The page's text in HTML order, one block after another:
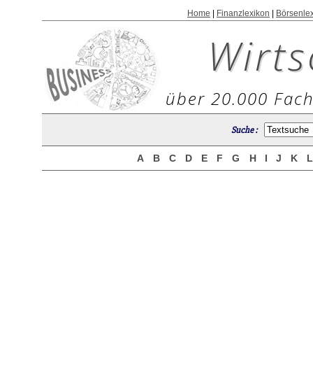
Home Finanzlexikon
über 20.000
Suche :
A B C D E F G H I J K